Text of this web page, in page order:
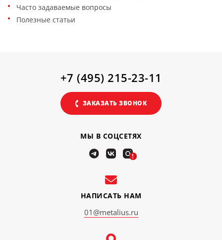
Часто задаваемые вопросы
Полезные статьи
НАПИСАТЬ НАМ
01@metalius.ru
МЫ В СОЦСЕТЯХ
!
+7 (495) 215-23-11
ЗАКАЗАТЬ ЗВОНОК